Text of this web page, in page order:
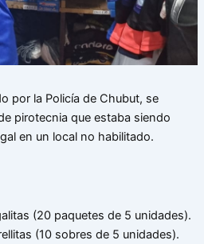
por la Policía de Chubut, se
pirotecnia que estaba siendo
en un local no habilitado.
(20 paquetes de 5 unidades).
(10 sobres de 5 unidades).